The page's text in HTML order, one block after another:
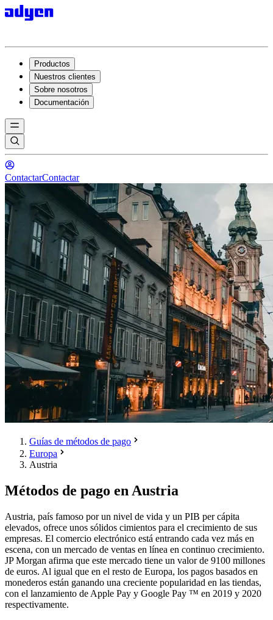
Productos
Nuestros clientes
Sobre nosotros
Documentación
ContactarContactar
Guías de métodos de pago
Europa
Austria
Métodos de pago en Austria
Austria, país famoso por un nivel de vida y un PIB per cápita
elevados, ofrece unos sólidos cimientos para el crecimiento de sus
empresas. El comercio electrónico está entrando cada vez más en
escena, con un mercado de ventas en línea en continuo crecimiento.
JP Morgan afirma que este mercado tiene un valor de 9100 millones
de euros. Al igual que en el resto de Europa, los pagos basados en
monederos están ganando una creciente popularidad en las tiendas,
con el lanzamiento de Apple Pay y Google Pay ™ en 2019 y 2020
respectivamente.